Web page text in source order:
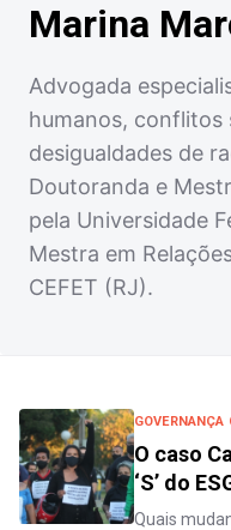
Marina
Advogada
humanos, conflitos
desigualdades de
Doutoranda e
pela Universidade
Mestra em
CEFET (RJ).
GOVERNANÇA
O caso
‘S’ do
Quais